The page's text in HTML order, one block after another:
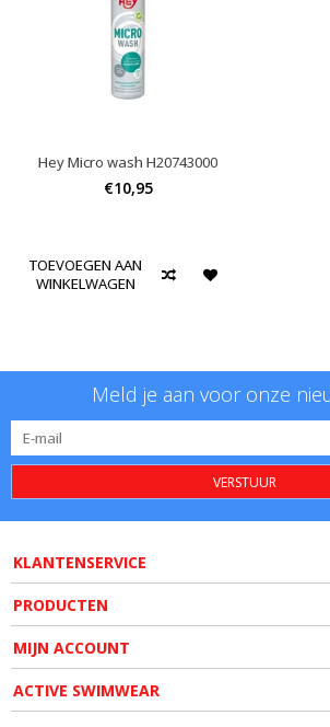
Hey Micro wash H20743000
€10,95
TOEVOEGEN AAN
WINKELWAGEN
Meld je aan voor onze
VERSTUUR
KLANTENSERVICE
PRODUCTEN
MIJN ACCOUNT
ACTIVE SWIMWEAR